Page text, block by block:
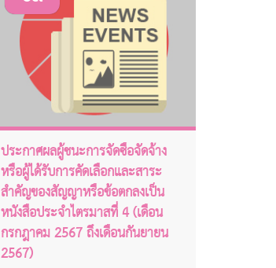
ประกาศผลผู้ชนะการจัดซื้อจัดจ้าง
หรือผู้ได้รับการคัดเลือกและสาระ
สำคัญของสัญญาหรือข้อตกลงเป็น
หนังสือประจำไตรมาสที่ 4 (เดือน
กรกฎาคม 2567 ถึงเดือนกันยายน
2567)